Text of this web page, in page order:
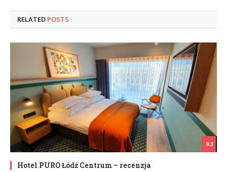
RELATED POSTS
9.3
Hotel PURO Łódź Centrum – recenzja